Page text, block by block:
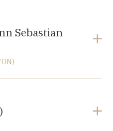
de-Myre de
SUISSE
Sebastian